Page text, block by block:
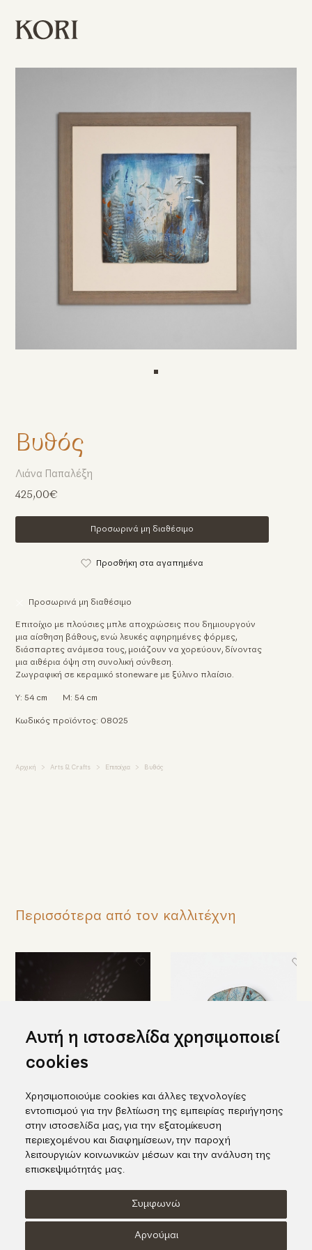
Αυτή η ιστοσελίδα χρησιμοποιεί
cookies
Χρησιμοποιούμε cookies και άλλες τεχνολογίες
εντοπισμού για την βελτίωση της εμπειρίας περιήγησης
στην ιστοσελίδα μας, για την εξατομίκευση
περιεχομένου και διαφημίσεων, την παροχή
λειτουργιών κοινωνικών μέσων και την ανάλυση της
επισκεψιμότητάς μας.
Συμφωνώ
Αρνούμαι
Λιάνα Παπαλέξη
425,00€
Προσωρινά μη διαθέσιμο
Προσθήκη στα αγαπημένα
Προσωρινά μη διαθέσιμο
Επιτοίχιο με πλούσιες μπλε αποχρώσεις που δημιουργούν
μια αίσθηση βάθους, ενώ λευκές αφηρημένες φόρμες,
διάσπαρτες ανάμεσα τους, μοιάζουν να χορεύουν, δίνοντας
μια αιθέρια όψη στη συνολική σύνθεση.
Ζωγραφική σε κεραμικό stoneware με ξύλινο πλαίσιο.
Υ: 54 cm Μ: 54 cm
Κωδικός προϊόντος: 08025
Αρχική Arts & Crafts Επιτοίχια Βυθός
Βυθός
Περισσότερα από τον καλλιτέχνη
Εντυπωσιακό φωτιστικό σε
σχήμα κολοκύθας
455,00€
Κεραμική πιατέλα με λευκά
λουλούδια
385,00€
Πολιτική Cookies